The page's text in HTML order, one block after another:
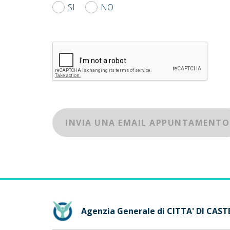
SI NO
INVIA UNA EMAIL APPUNTAMENTO
Agenzia Generale di CITTA' DI